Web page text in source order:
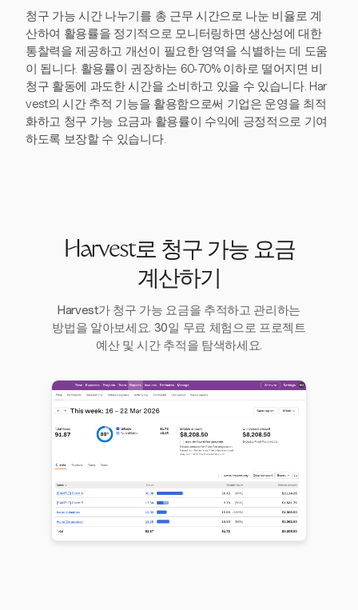
청구 가능 시간 나누기를 총 근무 시간으로 나눈 비율로 계
산하여 활용률을 정기적으로 모니터링하면 생산성에 대한
통찰력을 제공하고 개선이 필요한 영역을 식별하는 데 도움
이 됩니다. 활용률이 권장하는 60-70% 이하로 떨어지면 비
청구 활동에 과도한 시간을 소비하고 있을 수 있습니다. Har
vest의 시간 추적 기능을 활용함으로써 기업은 운영을 최적
화하고 청구 가능 요금과 활용률이 수익에 긍정적으로 기여
하도록 보장할 수 있습니다.
Harvest로 청구 가능 요금
계산하기
Harvest가 청구 가능 요금을 추적하고 관리하는
방법을 알아보세요. 30일 무료 체험으로 프로젝트
예산 및 시간 추적을 탐색하세요.